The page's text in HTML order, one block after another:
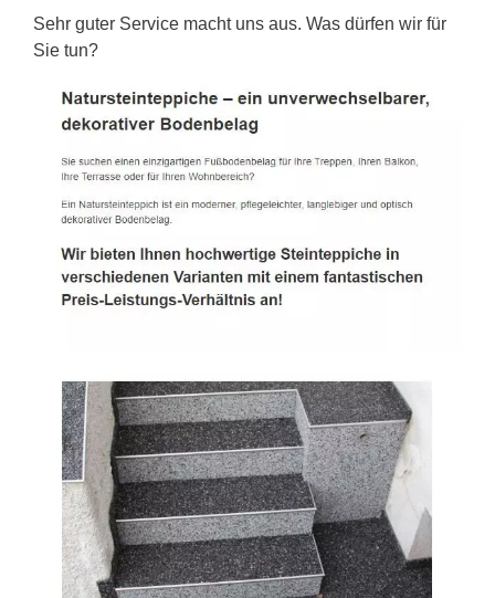
Sehr guter Service macht uns aus. Was dürfen wir für
Sie tun?